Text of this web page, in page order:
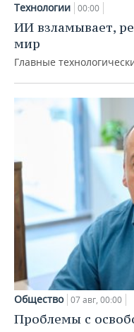
Технологии 00:00
ИИ взламывает,
мир
Главные
Общество 07 авг, 00:00
Проблемы с